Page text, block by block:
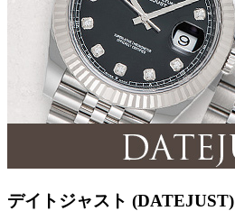
デイトジャスト (DATEJUST)